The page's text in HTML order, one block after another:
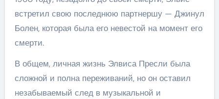
встретил свою последнюю партнершу — Джинул
Болен, которая была его невестой на момент его
смерти.
В общем, личная жизнь Элвиса Пресли была
сложной и полна переживаний, но он оставил
незабываемый след в музыкальной и